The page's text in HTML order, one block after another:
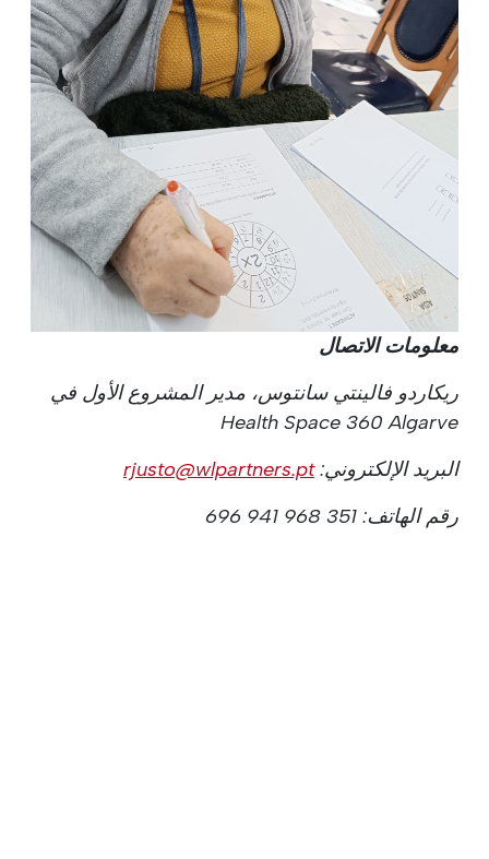
معلومات الاتصال
ريكاردو فالينتي سانتوس، مدير المشروع الأول في
Health Space 360 Algarve
البريد الإلكتروني:rjusto@wlpartners.pt
رقم الهاتف: 351 968 941 696